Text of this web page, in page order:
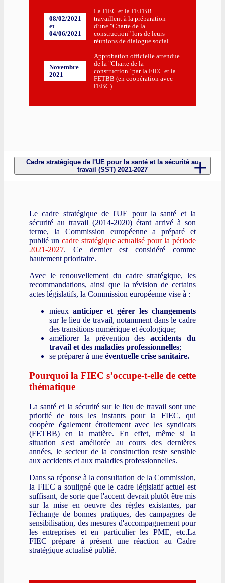
08/02/2021
et
04/06/2021
La FIEC et la FETBB
travaillent à la préparation
d'une "Charte de la
construction" lors de leurs
réunions de dialogue social
Novembre
2021
Approbation officielle attendue
de la "Charte de la
construction" par la FIEC et la
FETBB (en coopération avec
l'EBC)
Cadre stratégique de l'UE pour la santé et la sécurité au
travail (SST) 2021-2027
Le cadre stratégique de l'UE pour la santé et la
sécurité au travail (2014-2020) étant arrivé à son
terme, la Commission européenne a préparé et
publié un cadre stratégique actualisé pour la période
2021-2027. Ce dernier est considéré comme
hautement prioritaire.
Avec le renouvellement du cadre stratégique, les
recommandations, ainsi que la révision de certains
actes législatifs, la Commission européenne vise à :
mieux anticiper et gérer les changements
sur le lieu de travail, notamment dans le cadre
des transitions numérique et écologique;
améliorer la prévention desaccidents du
travail et des maladies professionnelles;
se préparer à une éventuelle crise sanitaire.
Pourquoi la FIEC s’occupe-t-elle de cette
thématique
La santé et la sécurité sur le lieu de travail sont une
priorité de tous les instants pour la FIEC, qui
coopère également étroitement avec les syndicats
(FETBB) en la matière. En effet, même si la
situation s'est améliorée au cours des dernières
années, le secteur de la construction reste sensible
aux accidents et aux maladies professionnelles.
Dans sa réponse à la consultation de la Commission,
la FIEC a souligné que le cadre législatif actuel est
suffisant, de sorte que l'accent devrait plutôt être mis
sur la mise en oeuvre des règles existantes, par
l'échange de bonnes pratiques, des campagnes de
sensibilisation, des mesures d'accompagnement pour
les entreprises et en particulier les PME, etc.La
FIEC prépare à présent une réaction au Cadre
stratégique actualisé publié.